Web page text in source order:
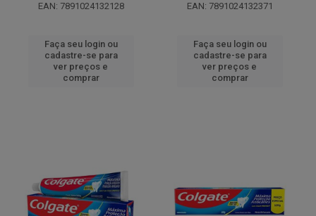
EAN: 7891024132128
Faça seu login ou
cadastre-se para
ver preços e
comprar
EAN: 7891024132371
Faça seu login ou
cadastre-se para
ver preços e
comprar